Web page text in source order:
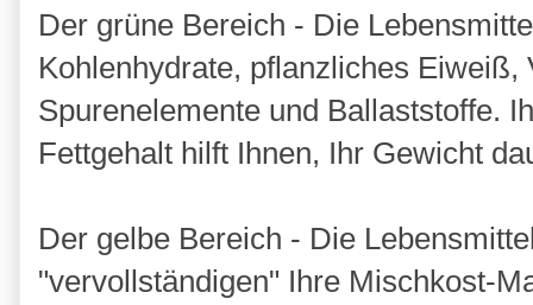
Der grüne Bereich - Die
Kohlenhydrate, pflanzliches
Spurenelemente und Ballaststoffe.
Fettgehalt hilft Ihnen, Ihr Gewicht
Der gelbe Bereich - Die
"vervollständigen" Ihre Mischkost-